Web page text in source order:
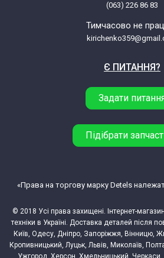
(063) 226 86 83
Тимчасово не
Є ПИТАННЯ?
Задати
Підібрати
© 2018 Усі права захищені. Інтернет-
техніки в Україні. Доставка деталей після
Київ, Одесу, Дніпро, Запоріжжя, Вінницю,
Кропивницький, Луцьк, Львів, Миколаїв,
Ужгород, Херсон, Хмельницький, Черкаси,
«Права на торгову марку Detels